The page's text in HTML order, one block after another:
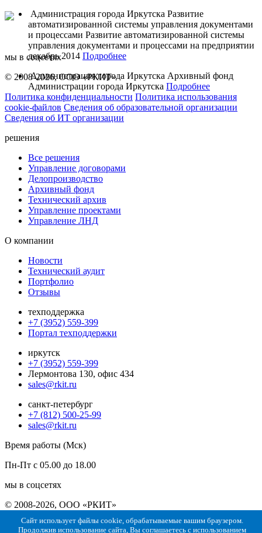
Администрация города Иркутска Развитие
автоматизированной системы управления документами
и процессами Развитие автоматизированной системы
управления документами и процессами на предприятии
декабрь 2014 Подробнее
Администрация города Иркутска Архивный фонд
Администрации города Иркутска Подробнее
мы в соцсетях
© 2008-2026, ООО «РКИТ»
Политика конфиденциальности Политика использования
cookie-файлов Сведения об образовательной организации
Сведения об ИТ организации
решения
Все решения
Управление договорами
Делопроизводство
Архивный фонд
Технический архив
Управление проектами
Управление ЛНД
О компании
Новости
Технический аудит
Портфолио
Отзывы
техподдержка
+7 (3952) 559-399
Портал техподдержки
иркутск
+7 (3952) 559-399
Лермонтова 130, офис 434
sales@rkit.ru
санкт-петербург
+7 (812) 500-25-99
sales@rkit.ru
Время работы (Мск)
Пн-Пт с 05.00 до 18.00
мы в соцсетях
© 2008-2026, ООО «РКИТ»
Политика конфиденциальности Политика использования
Сайт использует файлы cookie, обрабатываемые вашим браузером.
Продолжив использование сайта, Вы соглашаетесь с использованием